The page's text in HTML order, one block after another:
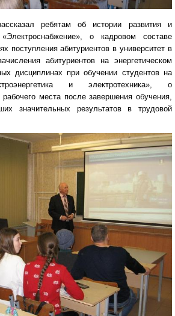
ребятам об истории развития и
о кадровом составе
поступления абитуриентов в университет в
абитуриентов на энергетическом
дисциплинах при обучении студентов на
и электротехника», о
места после завершения обучения,
значительных результатов в трудовой